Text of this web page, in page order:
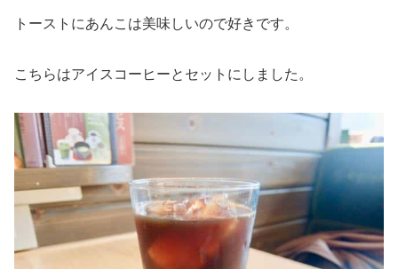
トーストにあんこは美味しいので好きです。
こちらはアイスコーヒーとセットにしました。